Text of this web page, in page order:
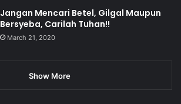
Jangan Mencari Betel, Gilgal Maupun
Bersyeba, Carilah Tuhan!!
March 21, 2020
Show More